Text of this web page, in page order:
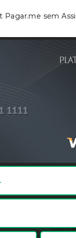
Pagar.me sem